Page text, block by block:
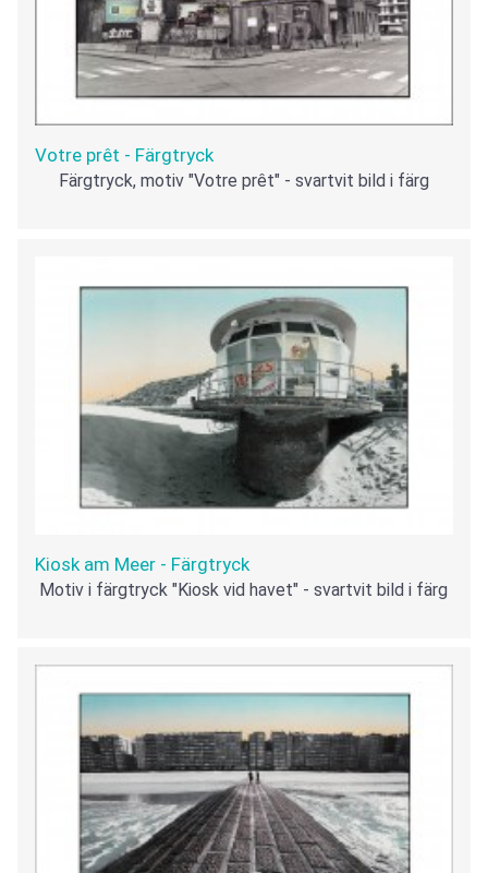
Votre prêt - Färgtryck
Färgtryck, motiv "Votre prêt" - svartvit bild i färg
Kiosk am Meer - Färgtryck
Motiv i färgtryck "Kiosk vid havet" - svartvit bild i färg